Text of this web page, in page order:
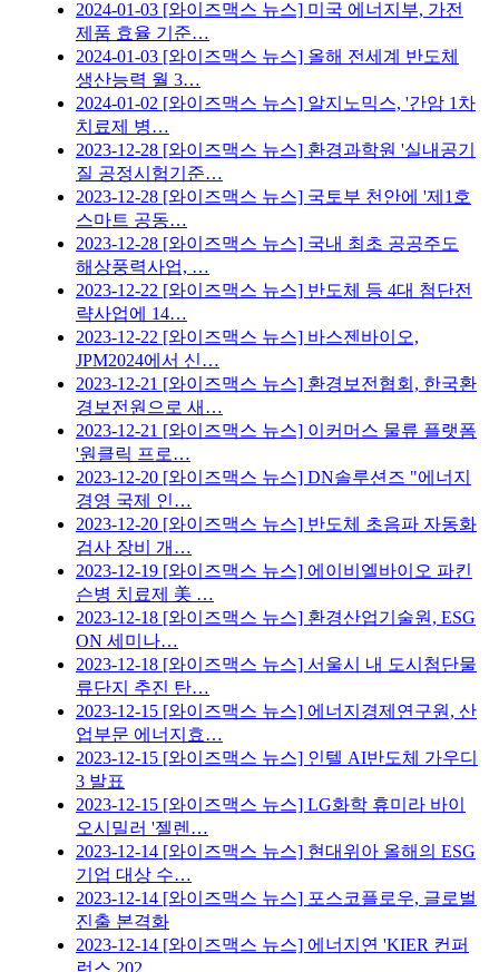
2024-01-03 [와이즈맥스 뉴스] 미국 에너지부, 가전
제품 효율 기준…
2024-01-03 [와이즈맥스 뉴스] 올해 전세계 반도체
생산능력 월 3…
2024-01-02 [와이즈맥스 뉴스] 알지노믹스, '간암 1차
치료제 병…
2023-12-28 [와이즈맥스 뉴스] 환경과학원 '실내공기
질 공정시험기준…
2023-12-28 [와이즈맥스 뉴스] 국토부 천안에 '제1호
스마트 공동…
2023-12-28 [와이즈맥스 뉴스] 국내 최초 공공주도
해상풍력사업, …
2023-12-22 [와이즈맥스 뉴스] 반도체 등 4대 첨단전
략사업에 14…
2023-12-22 [와이즈맥스 뉴스] 바스젠바이오,
JPM2024에서 신…
2023-12-21 [와이즈맥스 뉴스] 환경보전협회, 한국환
경보전원으로 새…
2023-12-21 [와이즈맥스 뉴스] 이커머스 물류 플랫폼
'원클릭 프로…
2023-12-20 [와이즈맥스 뉴스] DN솔루션즈 "에너지
경영 국제 인…
2023-12-20 [와이즈맥스 뉴스] 반도체 초음파 자동화
검사 장비 개…
2023-12-19 [와이즈맥스 뉴스] 에이비엘바이오 파킨
슨병 치료제 美 …
2023-12-18 [와이즈맥스 뉴스] 환경산업기술원, ESG
ON 세미나…
2023-12-18 [와이즈맥스 뉴스] 서울시 내 도시첨단물
류단지 추진 탄…
2023-12-15 [와이즈맥스 뉴스] 에너지경제연구원, 산
업부문 에너지효…
2023-12-15 [와이즈맥스 뉴스] 인텔 AI반도체 가우디
3 발표
2023-12-15 [와이즈맥스 뉴스] LG화학 휴미라 바이
오시밀러 '젤렌…
2023-12-14 [와이즈맥스 뉴스] 현대위아 올해의 ESG
기업 대상 수…
2023-12-14 [와이즈맥스 뉴스] 포스코플로우, 글로벌
진출 본격화
2023-12-14 [와이즈맥스 뉴스] 에너지연 'KIER 컨퍼
런스 202…